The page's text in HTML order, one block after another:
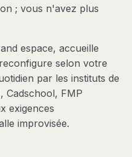
; vous n'avez plus
espace, accueille
selon votre
par les instituts de
Cadschool, FMP
exigences
improvisée.